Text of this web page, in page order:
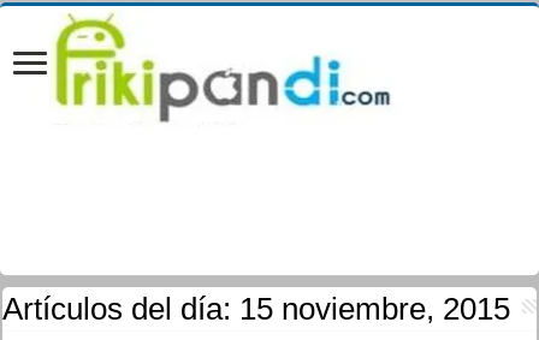
Artículos del día: 15 noviembre, 2015